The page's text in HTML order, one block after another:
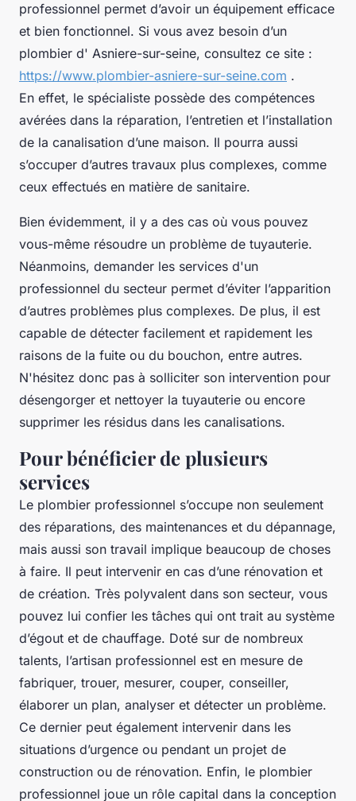
professionnel permet d’avoir un équipement efficace
et bien fonctionnel. Si vous avez besoin d’un
plombier d' Asniere-sur-seine, consultez ce site :
https://www.plombier-asniere-sur-seine.com .
En effet, le spécialiste possède des compétences
avérées dans la réparation, l’entretien et l’installation
de la canalisation d’une maison. Il pourra aussi
s’occuper d’autres travaux plus complexes, comme
ceux effectués en matière de sanitaire.
Bien évidemment, il y a des cas où vous pouvez
vous-même résoudre un problème de tuyauterie.
Néanmoins, demander les services d'un
professionnel du secteur permet d’éviter l’apparition
d’autres problèmes plus complexes. De plus, il est
capable de détecter facilement et rapidement les
raisons de la fuite ou du bouchon, entre autres.
N'hésitez donc pas à solliciter son intervention pour
désengorger et nettoyer la tuyauterie ou encore
supprimer les résidus dans les canalisations.
Pour bénéficier de plusieurs
services
Le plombier professionnel s’occupe non seulement
des réparations, des maintenances et du dépannage,
mais aussi son travail implique beaucoup de choses
à faire. Il peut intervenir en cas d’une rénovation et
de création. Très polyvalent dans son secteur, vous
pouvez lui confier les tâches qui ont trait au système
d’égout et de chauffage. Doté sur de nombreux
talents, l’artisan professionnel est en mesure de
fabriquer, trouer, mesurer, couper, conseiller,
élaborer un plan, analyser et détecter un problème.
Ce dernier peut également intervenir dans les
situations d’urgence ou pendant un projet de
construction ou de rénovation. Enfin, le plombier
professionnel joue un rôle capital dans la conception